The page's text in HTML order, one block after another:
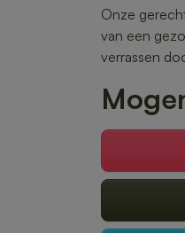
Onze
van een
verrassen